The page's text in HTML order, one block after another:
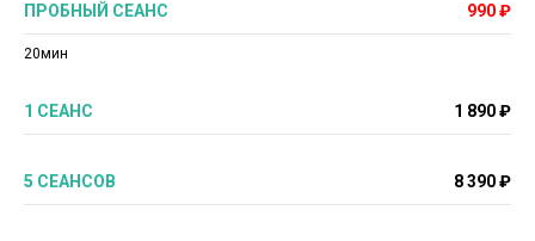
ПРОБНЫЙ СЕАНС 990 ₽
20мин
1 СЕАНС 1 890 ₽
5 СЕАНСОВ 8 390 ₽